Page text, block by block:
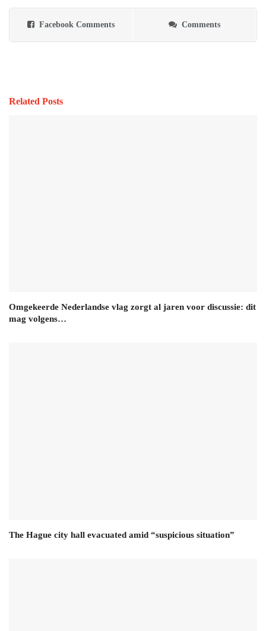
Facebook Comments Comments
Related Posts
Omgekeerde Nederlandse vlag zorgt al jaren voor discussie: dit
mag volgens…
The Hague city hall evacuated amid “suspicious situation”